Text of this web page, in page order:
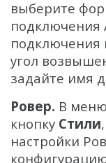
выберите
подключения
подключения
угол
задайте имя
Ровер. В меню
кнопку Стили
настройки